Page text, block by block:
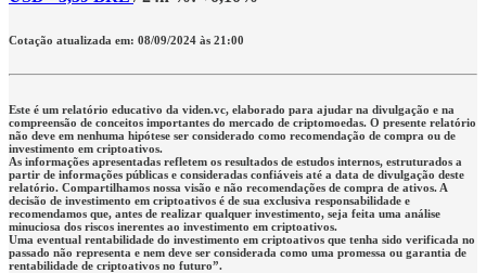
Cotação atualizada em: 08/09/2024 às 21:00
Este é um relatório educativo da viden.vc, elaborado para ajudar na divulgação e na
compreensão de conceitos importantes do mercado de criptomoedas. O presente relatório
não deve em nenhuma hipótese ser considerado como recomendação de compra ou de
investimento em criptoativos.
As informações apresentadas refletem os resultados de estudos internos, estruturados a
partir de informações públicas e consideradas confiáveis até a data de divulgação deste
relatório. Compartilhamos nossa visão e não recomendações de compra de ativos. A
decisão de investimento em criptoativos é de sua exclusiva responsabilidade e
recomendamos que, antes de realizar qualquer investimento, seja feita uma análise
minuciosa dos riscos inerentes ao investimento em criptoativos.
Uma eventual rentabilidade do investimento em criptoativos que tenha sido verificada no
passado não representa e nem deve ser considerada como uma promessa ou garantia de
rentabilidade de criptoativos no futuro”.